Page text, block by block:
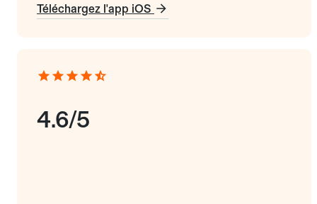
Téléchargez l'app iOS
4.6/5